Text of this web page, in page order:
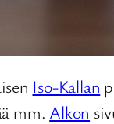
Iso-Kallan
mm. Alkon